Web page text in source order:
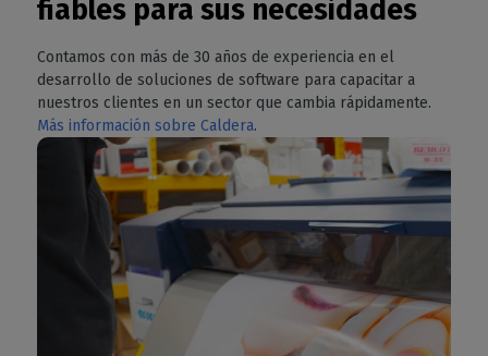
fiables para sus necesidades
Contamos con más de 30 años de experiencia en el
desarrollo de soluciones de software para capacitar a
nuestros clientes en un sector que cambia rápidamente.
Más información sobre Caldera.